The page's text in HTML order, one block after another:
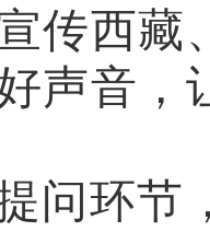
传西藏
声音，
问环节